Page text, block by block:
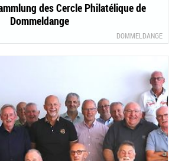
des Cercle Philatélique de
Dommeldange
DOMMELDANGE